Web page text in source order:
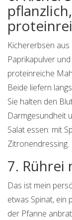
Kichererbsen
Paprikapulver
proteinreiche
Beide liefern
Sie halten den
Darmgesundheit
Salat essen: mit
Zitronendressing.
7. Rührei
Das ist mein
etwas Spinat, ein
der Pfanne